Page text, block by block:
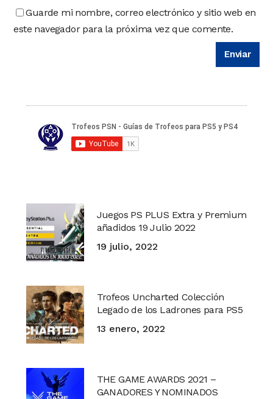
Guarde mi nombre, correo electrónico y sitio web en
este navegador para la próxima vez que comente.
Juegos PS PLUS Extra y Premium
añadidos 19 Julio 2022
19 julio, 2022
Trofeos Uncharted Colección
Legado de los Ladrones para PS5
13 enero, 2022
THE GAME AWARDS 2021 –
GANADORES Y NOMINADOS